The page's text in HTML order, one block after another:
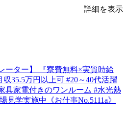
詳細を表示